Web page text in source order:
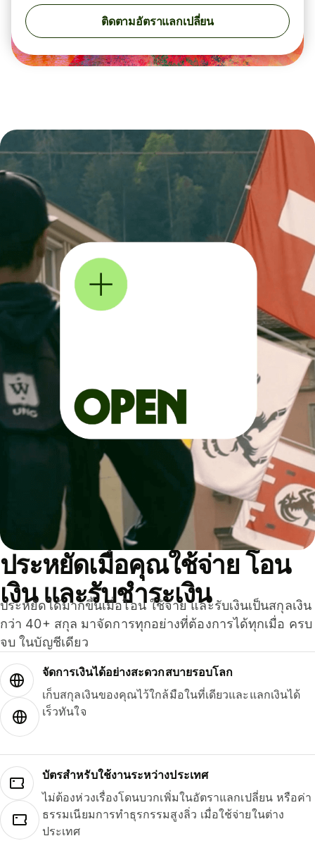
ติดตามอัตราแลกเปลี่ยน
ประหยัดเมื่อคุณใช้จ่าย โอน
เงิน และรับชำระเงิน
ประหยัดได้มากขึ้นเมื่อโอน ใช้จ่าย และรับเงินเป็นสกุลเงิน
กว่า 40+ สกุล มาจัดการทุกอย่างที่ต้องการได้ทุกเมื่อ ครบ
จบ ในบัญชีเดียว
จัดการเงินได้อย่างสะดวกสบายรอบโลก
เก็บสกุลเงินของคุณไว้ใกล้มือในที่เดียวและแลกเงินได้
เร็วทันใจ
บัตรสำหรับใช้งานระหว่างประเทศ
ไม่ต้องห่วงเรื่องโดนบวกเพิ่มในอัตราแลกเปลี่ยน หรือค่า
ธรรมเนียมการทำธุรกรรมสูงลิ่ว เมื่อใช้จ่ายในต่าง
ประเทศ